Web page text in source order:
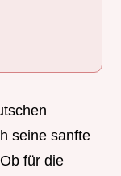
seine sanfte
für die